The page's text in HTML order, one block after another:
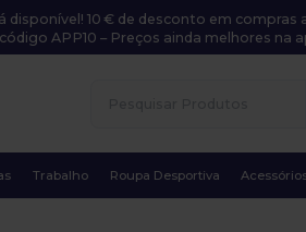
disponível! 10 € de desconto em compras
APP10 – Preços ainda melhores na
Trabalho Roupa Desportiva